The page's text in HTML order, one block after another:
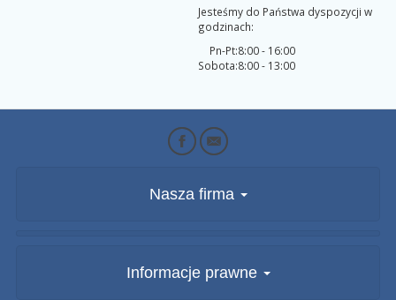
Jesteśmy do Państwa dyspozycji w
godzinach:
Pn-Pt:
Sobota:
8:00 - 16:00
8:00 - 13:00
Nasza firma
Informacje prawne